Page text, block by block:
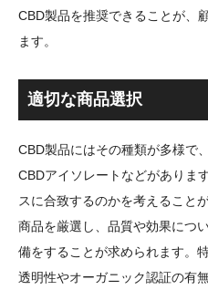
CBD製品を推奨できることが、
ます。
適切な商品選択
CBD製品にはその種類が多様で
CBDアイソレートなどがありま
スに合致するのかを考えること
商品を厳選し、品質や効果につ
備をすることが求められます。
透明性やオーガニック認証の有